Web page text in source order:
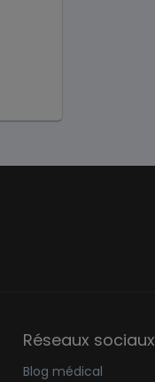
Réseaux sociaux
Blog médical